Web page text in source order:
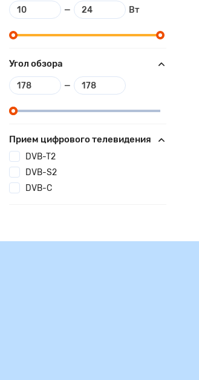
— Вт
Угол обзора
—
Прием цифрового телевидения
DVB-T2
DVB-S2
DVB-C